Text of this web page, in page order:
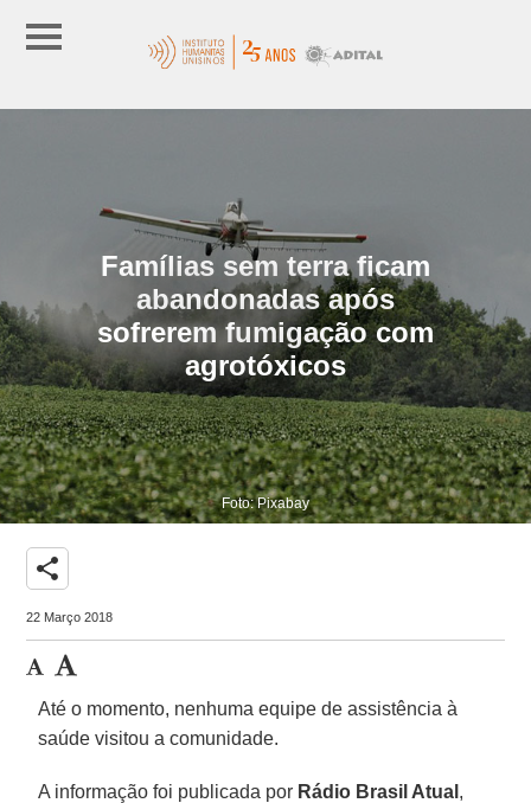
Famílias sem terra ficam
abandonadas após
sofrerem fumigação com
agrotóxicos
Foto: Pixabay
share
22 Março 2018
Até o momento, nenhuma equipe de assistência à
saúde visitou a comunidade.
A informação foi publicada por Rádio Brasil Atual ,